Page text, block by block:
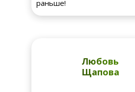
раньше!
Любовь
Щапова